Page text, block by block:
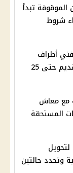
الموقوفة تبدأ
شروط
أطراف
صناعية بخبرة 5 سنوات والتقديم حتى 25
2026 تُصرف مع معاش
المستحقة
وتحدد حالتين